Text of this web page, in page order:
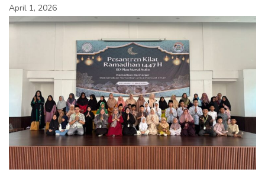
April 1, 2026